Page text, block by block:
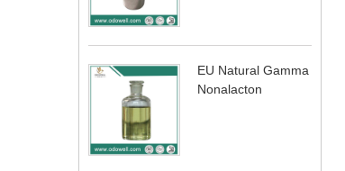
EU Natural Gamma
Nonalacton